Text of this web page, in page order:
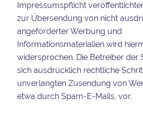
Impressumspflicht
zur Übersendung von nicht
angeforderter Werbung und
Informationsmaterialien wird
widersprochen. Die Betreiber der
sich ausdrücklich rechtliche
unverlangten Zusendung von
etwa durch Spam-E-Mails, vor.